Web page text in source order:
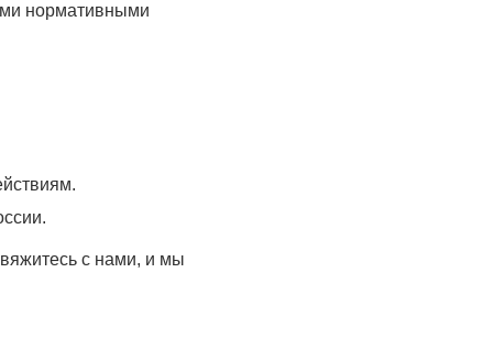
нормативными
с нами, и мы